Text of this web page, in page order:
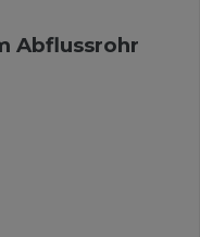
Abflussrohr